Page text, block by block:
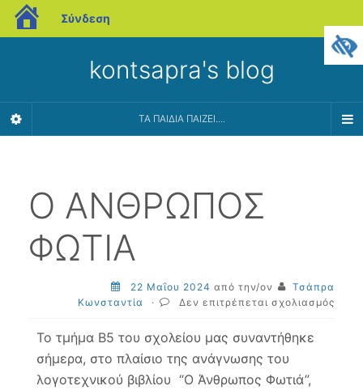
blogs.sch.gr
Σύνδεση
kontsapra's blog
ΤΑ ΠΑΙΔΊΑ ΠΑΊΖΕΙ....
Ο ΑΝΘΡΩΠΟΣ
ΦΩΤΙΑ
22 Μαΐου 2024 από την/ον
Τσάπρα
Κωνσταντία
· Δεν επιτρέπεται σχολιασμός
Το τμήμα Β5 του σχολείου μας συναντήθηκε
σήμερα, στο πλαίσιο της ανάγνωσης του
λογοτεχνικού βιβλίου “Ο Άνθρωπος Φωτιά”,